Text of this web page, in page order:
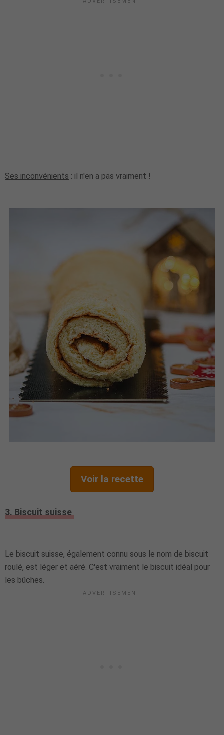
Ses inconvénients : il n'en a pas vraiment !
Voir la recette
3. Biscuit suisse
Le biscuit suisse, également connu sous le nom de biscuit
roulé, est léger et aéré. C'est vraiment le biscuit idéal pour
les bûches.